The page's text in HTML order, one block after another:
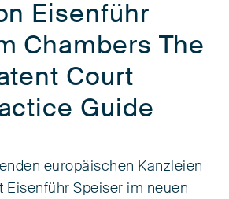
Eisenführ
Chambers The
Court
Guide
europäischen Kanzleien
Eisenführ Speiser im neuen